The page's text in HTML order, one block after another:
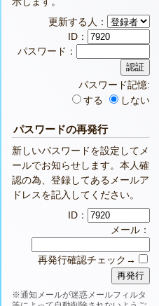
更新する人：
ID：
パスワード：
パスワード記憶:
する
しない
パスワードの再発行
新しいパスワードを設定してメ
ールでお知らせします。本人確
認の為、登録してあるメールア
ドレスを記入してください。
ID：
メール：
再発行確認チェック→
※通知メールが迷惑メールフィルタ